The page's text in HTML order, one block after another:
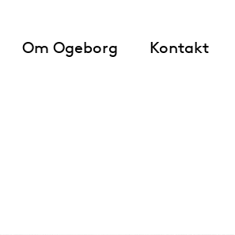
Om Ogeborg Kontakt